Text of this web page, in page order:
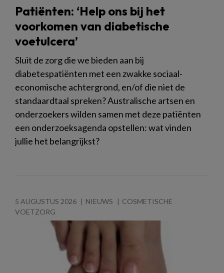
Patiënten: ‘Help ons bij het
voorkomen van diabetische
voetulcera’
Sluit de zorg die we bieden aan bij
diabetespatiënten met een zwakke sociaal-
economische achtergrond, en/of die niet de
standaardtaal spreken? Australische artsen en
onderzoekers wilden samen met deze patiënten
een onderzoeksagenda opstellen: wat vinden
jullie het belangrijkst?
5 AUGUSTUS 2026 NIEUWS
COSMETISCHE
VOETZORG